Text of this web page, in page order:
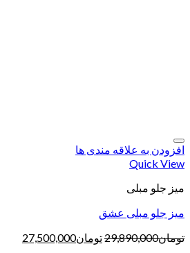
افزودن به علاقه مندی ها
Quick View
میز جلو مبلی
میز جلو مبلی عشق
تومان29,890,000تومان27,500,000